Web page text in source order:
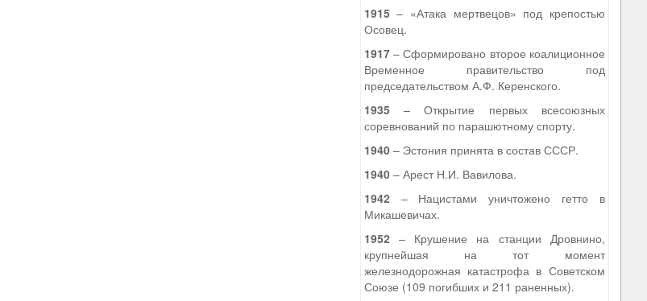
1915– «Атака мертвецов» под крепостью
Осовец.
1917– Сформировано второе коалиционное
Временное правительство под
председательством А.Ф. Керенского.
1935– Открытие первых всесоюзных
соревнований по парашютному спорту.
1940– Эстония принята в состав СССР.
1940– Арест Н.И. Вавилова.
1942– Нацистами уничтожено гетто в
Микашевичах.
1952– Крушение на станции Дровнино,
крупнейшая на тот момент
железнодорожная катастрофа в Советском
Союзе (109 погибших и 211 раненных).